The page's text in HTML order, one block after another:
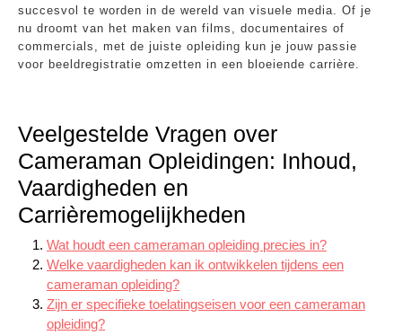
succesvol te worden in de wereld van visuele media. Of je
nu droomt van het maken van films, documentaires of
commercials, met de juiste opleiding kun je jouw passie
voor beeldregistratie omzetten in een bloeiende carrière.
Veelgestelde Vragen over
Cameraman Opleidingen: Inhoud,
Vaardigheden en
Carrièremogelijkheden
Wat houdt een cameraman opleiding precies in?
Welke vaardigheden kan ik ontwikkelen tijdens een
cameraman opleiding?
Zijn er specifieke toelatingseisen voor een cameraman
opleiding?